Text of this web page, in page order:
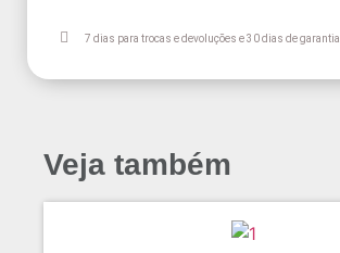
7 dias para trocas e devoluções e 30 dias de garantia
Veja também